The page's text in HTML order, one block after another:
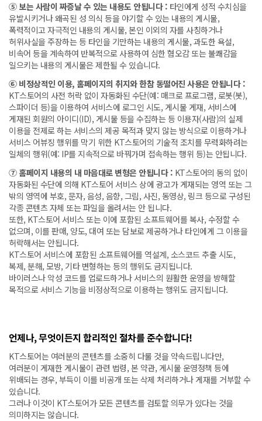
⑤ 보는 사람이 짜증날 수 있는 내용도 안됩니다 : 타인에게 성적 수치심을
유발시키거나 왜곡된 성 의식 등을 야기할 수 있는 내용의 게시물,
폭력적이고 자극적인 내용의 게시물, 본인 이외의 자를 사칭하거나
허위사실을 주장하는 등 타인을 기만하는 내용의 게시물, 과도한 욕설,
비속어 등을 계속하여 반복적으로 사용하여 심한 혐오감 또는 불쾌감을
일으키는 내용의 게시물은 제한될 수 있습니다.
⑥ 비정상적인 이용, 홈페이지의 취지와 한참 동떨어진 사용은 안됩니다 :
KT스토어의 사전 허락 없이 자동화된 수단(예: 매크로 프로그램, 로봇(봇),
스파이더 등)을 이용하여 서비스에 로그인 시도, 게시물 게재, 서비스에
게재된 회원의 아이디(ID), 게시물 등을 수집하는 등 이용자(사람)의 실제
이용을 전제로 하는 서비스의 제공 목적과 맞지 않는 방식으로 이용하거나
서비스 어뷰징 행위를 막기 위한 KT스토어의 기술적 조치를 무력화하려는
일체의 행위(예: IP를 지속적으로 바꿔가며 접속하는 행위 등)는 안됩니다.
⑦ 홈페이지 내용의 내 마음대로 변형은 안됩니다 : KT스토어의 동의 없이
자동화된 수단에 의해 KT스토어 서비스 상에 광고가 게재되는 영역 또는 그
밖의 영역에 부호, 문자, 음성, 음향, 그림, 사진, 동영상, 링크 등으로 구성된
각종 콘텐츠 자체 또는 파일을 올려서는 안 됩니다.
또한, KT스토어 서비스 또는 이에 포함된 소프트웨어를 복사, 수정할 수
없으며, 이를 판매, 양도, 대여 또는 담보로 제공하거나 타인에게 그 이용을
허락해서는 안됩니다.
KT스토어 서비스에 포함된 소프트웨어를 역설계, 소스코드 추출 시도,
복제, 분해, 모방, 기타 변형하는 등의 행위도 금지됩니다.
바이러스나 악성 코드를 업로드하거나 서비스의 원활한 운영을 방해할
목적으로 서비스 기능을 비정상적으로 이용하는 행위도 금지됩니다.
언제나, 무엇이든지 합리적인 절차를 준수합니다!
KT스토어는 여러분의 콘텐츠를 소중히 다룰 것을 약속드립니다만,
여러분이 게재한 게시물이 관련 법령, 본 약관, 게시물 운영정책 등에
위배되는 경우, 부득이 이를 비공개 또는 삭제 처리하거나 게재를 거부할 수
있습니다.
그러나 이것이 KT스토어가 모든 콘텐츠를 검토할 의무가 있다는 것을
의미하지는 않습니다.